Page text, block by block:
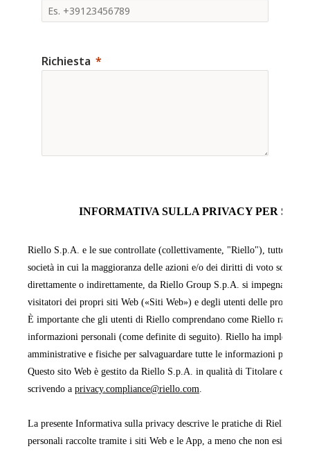
Richiesta
INFORMATIVA SULLA PRIVACY PER SITI
Riello S.p.A. e le sue controllate (collettivamente, "Riello"), tutte
società in cui la maggioranza delle azioni e/o dei diritti di voto sono
direttamente o indirettamente, da Riello Group S.p.A. si impegnano a
visitatori dei propri siti Web («Siti Web») e degli utenti delle proprie
È importante che gli utenti di Riello comprendano come Riello
informazioni personali (come definite di seguito). Riello ha
amministrative e fisiche per salvaguardare tutte le informazioni
Questo sito Web è gestito da Riello S.p.A. in qualità di Titolare del
scrivendo a privacy.compliance@riello.com
La presente Informativa sulla privacy descrive le pratiche di Riello
personali raccolte tramite i siti Web e le App, a meno che non esista